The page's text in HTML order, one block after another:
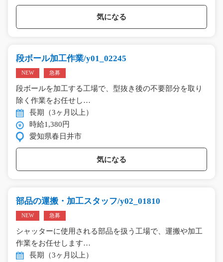
気になる
段ボール加工作業/y01_02245
NEW 急募
段ボールを加工する工場で、型抜き後の不要部分を取り
除く作業をお任せし…
長期（3ヶ月以上）
時給1,380円
愛知県春日井市
気になる
部品の運搬・加工スタッフ/y02_01810
NEW 急募
シャッターに使用される部品を扱う工場で、運搬や加工
作業をお任せします…
長期（3ヶ月以上）